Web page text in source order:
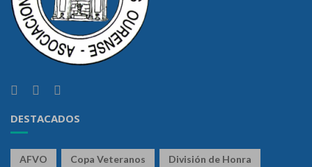
DESTACADOS
AFVO Copa Veteranos División de Honra